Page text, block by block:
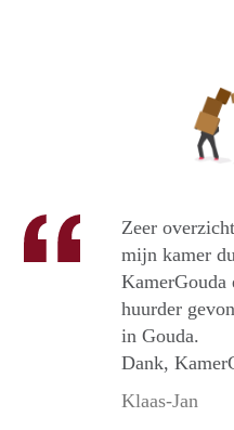
Zeer
mijn kamer
KamerGouda
huurder
in Gouda.
Dank,
Klaas-Jan